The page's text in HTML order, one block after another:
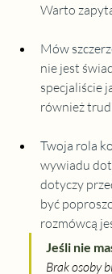
Warto
Mów
nie jest
specjaliście
również
Twoja rola
wywiadu
dotyczy
być
rozmówcą
Jeśli nie
Brak osoby